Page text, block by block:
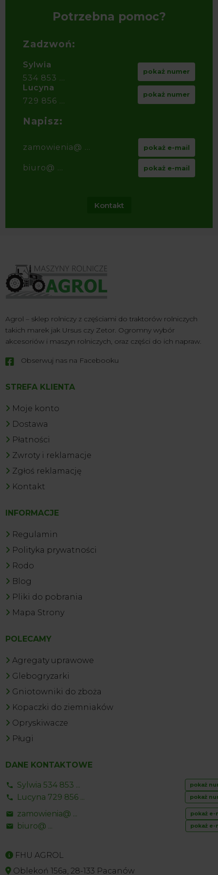
Potrzebna pomoc?
Zadzwoń:
Sylwia
534 853 ...
pokaż numer
Lucyna
729 856 ...
pokaż numer
Napisz:
zamowienia@ ... pokaż e-mail
biuro@ ... pokaż e-mail
Kontakt
Agrol – sklep rolniczy z częściami do traktorów rolniczych
takich marek jak Ursus czy Zetor. Ogromny wybór
akcesoriów i maszyn rolniczych, oraz części do ich napraw.
 Obserwuj nas na Facebooku
STREFA KLIENTA
Moje konto
Dostawa
Płatności
Zwroty i reklamacje
Zgłoś reklamację
Kontakt
INFORMACJE
Regulamin
Polityka prywatności
Rodo
Blog
Pliki do pobrania
Mapa Strony
POLECAMY
Agregaty uprawowe
Glebogryzarki
Gniotowniki do zboża
Kopaczki do ziemniaków
Opryskiwacze
Pługi
DANE KONTAKTOWE
Sylwia 534 853 ... pokaż
Lucyna 729 856 ... pokaż
zamowienia@ ... pokaż e-
biuro@ ... pokaż e-
FHU AGROL
Oblekoń 156a, 28-133 Pacanów